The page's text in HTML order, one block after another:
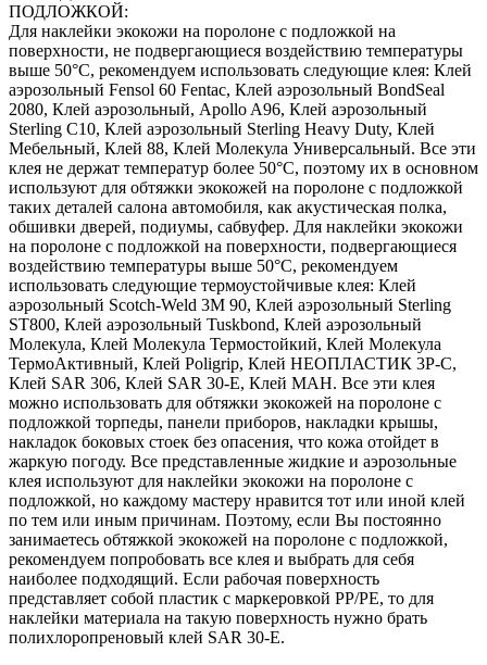
ПОДЛОЖКОЙ:
Для наклейки экокожи на поролоне с подложкой на
поверхности, не подвергающиеся воздействию температуры
выше 50°С, рекомендуем использовать следующие клея: Клей
аэрозольный Fensol 60 Fentac, Клей аэрозольный BondSeal
2080, Клей аэрозольный, Apollo A96, Клей аэрозольный
Sterling C10, Клей аэрозольный Sterling Heavy Duty, Клей
Мебельный, Клей 88, Клей Молекула Универсальный. Все эти
клея не держат температур более 50°С, поэтому их в основном
используют для обтяжки экокожей на поролоне с подложкой
таких деталей салона автомобиля, как акустическая полка,
обшивки дверей, подиумы, сабвуфер. Для наклейки экокожи
на поролоне с подложкой на поверхности, подвергающиеся
воздействию температуры выше 50°С, рекомендуем
использовать следующие термоустойчивые клея: Клей
аэрозольный Scotch-Weld 3M 90, Клей аэрозольный Sterling
ST800, Клей аэрозольный Tuskbond, Клей аэрозольный
Молекула, Клей Молекула Термостойкий, Клей Молекула
ТермоАктивный, Клей Poligrip, Клей НЕОПЛАСТИК 3P-C,
Клей SAR 306, Клей SAR 30-E, Клей MAH. Все эти клея
можно использовать для обтяжки экокожей на поролоне с
подложкой торпеды, панели приборов, накладки крышы,
накладок боковых стоек без опасения, что кожа отойдет в
жаркую погоду. Все представленные жидкие и аэрозольные
клея используют для наклейки экокожи на поролоне с
подложкой, но каждому мастеру нравится тот или иной клей
по тем или иным причинам. Поэтому, если Вы постоянно
занимаетесь обтяжкой экокожей на поролоне с подложкой,
рекомендуем попробовать все клея и выбрать для себя
наиболее подходящий. Если рабочая поверхность
представляет собой пластик с маркеровкой PP/PE, то для
наклейки материала на такую поверхность нужно брать
полихлоропреновый клей SAR 30-E.